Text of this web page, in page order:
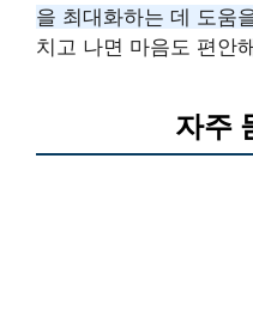
을 최대화하는 데 도움
치고 나면 마음도 편안
자주